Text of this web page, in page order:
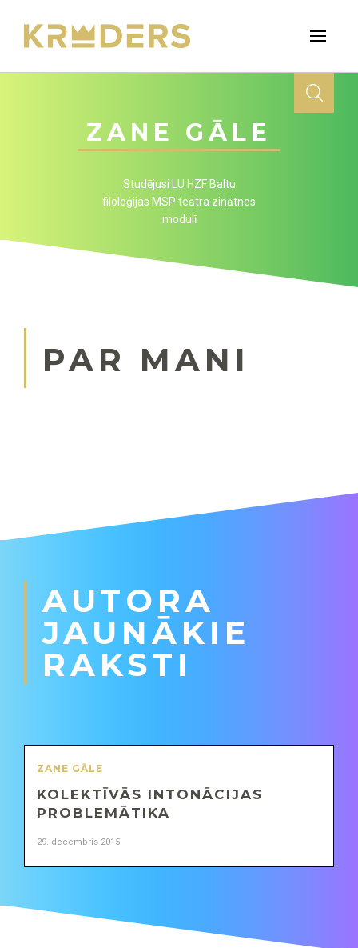
ZANE GĀLE
Studējusi LU HZF Baltu
filoloģijas MSP teātra zinātnes
modulī
PAR MANI
AUTORA
JAUNĀKIE
RAKSTI
ZANE GĀLE
KOLEKTĪVĀS INTONĀCIJAS
PROBLEMĀTIKA
29. decembris 2015